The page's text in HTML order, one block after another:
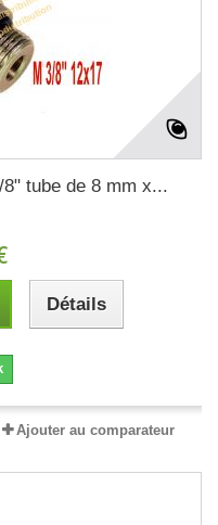
tube de 8 mm x...
Détails
Ajouter au comparateur